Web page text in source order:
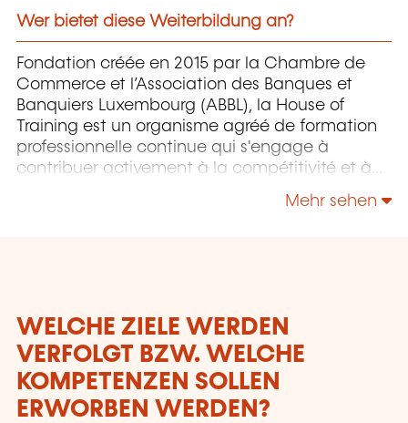
Wer bietet diese Weiterbildung an?
Fondation créée en 2015 par la Chambre de
Commerce et l’Association des Banques et
Banquiers Luxembourg (ABBL), la House of
Training est un organisme agréé de formation
professionnelle continue qui s'engage à
contribuer activement à la compétitivité et à
les compétences de ceux qui font vivre son
Mehr sehen
WELCHE ZIELE WERDEN
VERFOLGT BZW. WELCHE
KOMPETENZEN SOLLEN
ERWORBEN WERDEN?